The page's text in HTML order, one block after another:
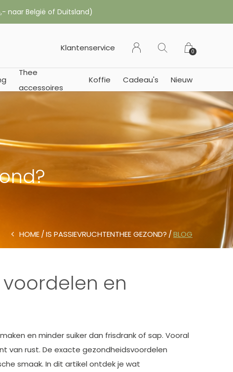
Thee
accessoires
Koffie Cadeau's Nieuw
Klantenservice 0
of Duitsland)
HOME IS PASSIEVRUCHTENTHEE GEZOND? BLOG
en
en minder suiker dan frisdrank of sap. Vooral
van rust. De exacte gezondheidsvoordelen
smaak. In dit artikel ontdek je wat